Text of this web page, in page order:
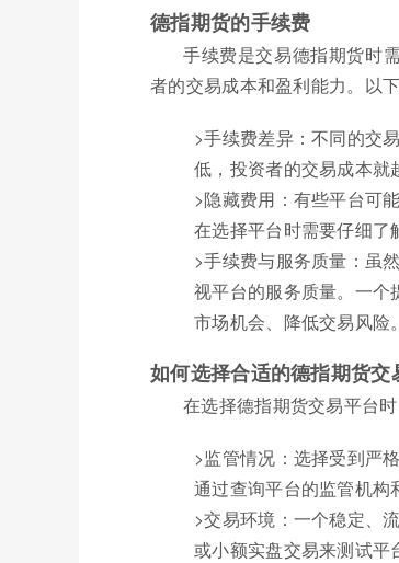
德指期货的手续费
手续费是交易德指期货时
者的交易成本和盈利能力。以
>手续费差异：不同的交
低，投资者的交易成本就
>隐藏费用：有些平台可
在选择平台时需要仔细了
>手续费与服务质量：虽
视平台的服务质量。一
市场机会、降低交易风险。
如何选择合适的德指期货交
在选择德指期货交易平台
>监管情况：选择受到严
通过查询平台的监管机构
>交易环境：一个稳定、
或小额实盘交易来测试平